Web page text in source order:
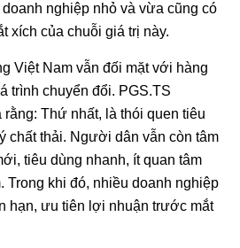
nghiệp nhỏ và vừa cũng có
xích của chuỗi giá trị này.
Việt Nam vẫn đối mặt với hàng
trình chuyển đổi. PGS.TS
Thứ nhất, là thói quen tiêu
chất thải. Người dân vẫn còn tâm
tiêu dùng nhanh, ít quan tâm
Trong khi đó, nhiều doanh nghiệp
hạn, ưu tiên lợi nhuận trước mắt